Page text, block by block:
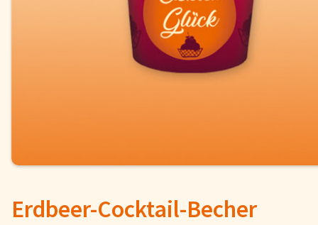
Pizzen und
Brot und Brötchen
Über uns
Erdbeer-Cocktail-Becher